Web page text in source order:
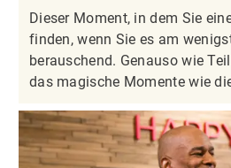
Dieser Moment, in dem Sie
finden, wenn Sie es am
berauschend. Genauso wie
das magische Momente wie